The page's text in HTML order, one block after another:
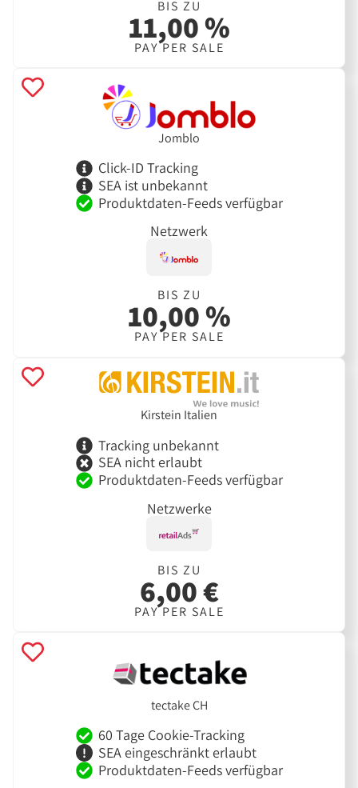
BIS ZU
11,00 %
PAY PER SALE
Jomblo
Click-ID Tracking
SEA ist unbekannt
Produktdaten-Feeds verfügbar
Netzwerk
BIS ZU
10,00 %
PAY PER SALE
Kirstein Italien
Tracking unbekannt
SEA nicht erlaubt
Produktdaten-Feeds verfügbar
Netzwerke
BIS ZU
6,00 €
PAY PER SALE
tectake CH
60 Tage Cookie-Tracking
SEA eingeschränkt erlaubt
Produktdaten-Feeds verfügbar